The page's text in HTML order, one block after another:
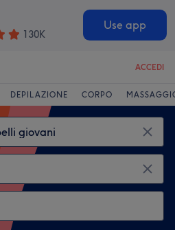
130K
Use app
ACCEDI
DEPILAZIONE CORPO